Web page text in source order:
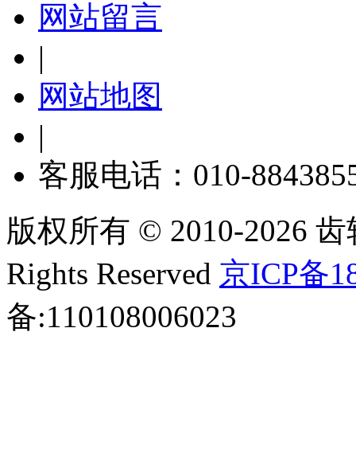
网站留言
|
网站地图
|
客服电话：010-
版权所有 © 2010-2026
Rights Reserved 京ICP备
备:110108006023